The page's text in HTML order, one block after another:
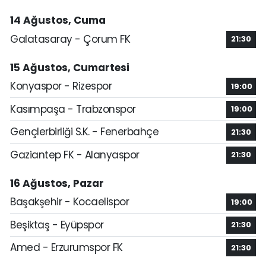
14 Ağustos, Cuma
Galatasaray - Çorum FK
21:30
15 Ağustos, Cumartesi
Konyaspor - Rizespor
19:00
Kasımpaşa - Trabzonspor 19:00
Gençlerbirliği S.K. - Fenerbahçe 21:30
Gaziantep FK - Alanyaspor 21:30
16 Ağustos, Pazar
Başakşehir - Kocaelispor
19:00
Beşiktaş - Eyüpspor 21:30
Amed - Erzurumspor FK 21:30